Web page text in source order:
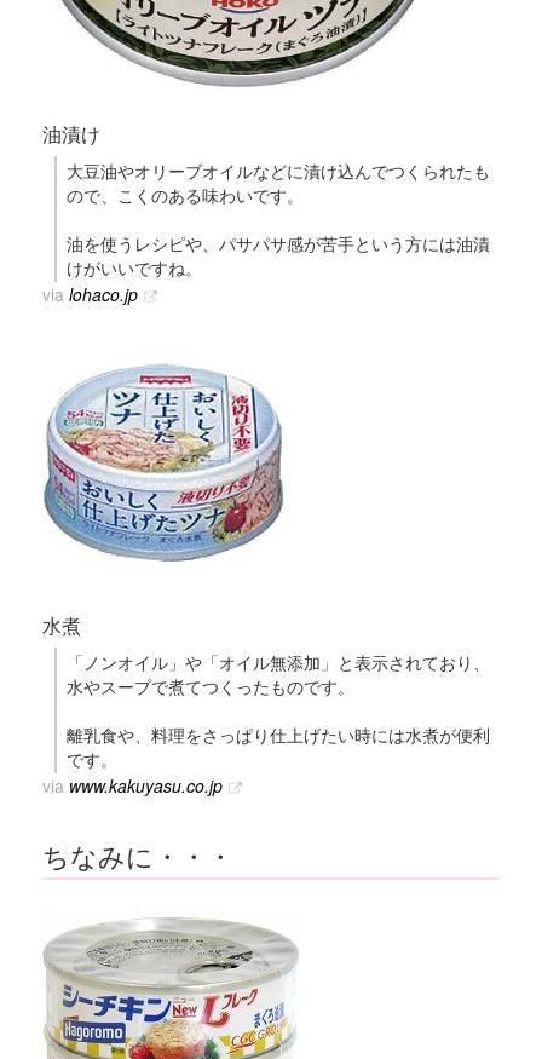
油漬け
大豆油やオリーブオイルなどに漬け込んでつくられたも
ので、こくのある味わいです。
油を使うレシピや、パサパサ感が苦手という方には油漬
けがいいですね。
via lohaco.jp
水煮
「ノンオイル」や「オイル無添加」と表示されており、
水やスープで煮てつくったものです。
離乳食や、料理をさっぱり仕上げたい時には水煮が便利
です。
via www.kakuyasu.co.jp
ちなみに・・・